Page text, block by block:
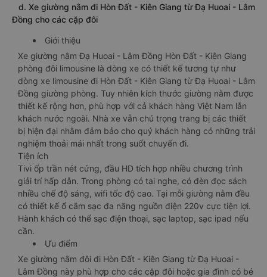
d. Xe giường nằm đi Hòn Đất - Kiên Giang từ Đạ Huoai - Lâm
Đồng cho các cặp đôi
Giới thiệu
Xe giường nằm Đạ Huoai - Lâm Đồng Hòn Đất - Kiên Giang
phòng đôi limousine là dòng xe có thiết kế tương tự như
dòng xe limousine đi Hòn Đất - Kiên Giang từ Đạ Huoai - Lâm
Đồng giường phòng. Tuy nhiên kích thước giường nằm được
thiết kế rộng hơn, phù hợp với cả khách hàng Việt Nam lẫn
khách nước ngoài. Nhà xe vẫn chú trọng trang bị các thiết
bị hiện đại nhằm đảm bảo cho quý khách hàng có những trải
nghiệm thoải mái nhất trong suốt chuyến đi.
Tiện ích
Tivi ốp trần nét cứng, đầu HD tích hợp nhiều chương trình
giải trí hấp dẫn. Trong phòng có tai nghe, có đèn đọc sách
nhiều chế độ sáng, wifi tốc độ cao. Tại mỗi giường nằm đều
có thiết kế ổ cắm sạc đa năng nguồn điện 220v cực tiện lợi.
Hành khách có thể sạc điện thoại, sạc laptop, sạc ipad nếu
cần.
Ưu điểm
Xe giường nằm đôi đi Hòn Đất - Kiên Giang từ Đạ Huoai -
Lâm Đồng này phù hợp cho các cặp đôi hoặc gia đình có bé